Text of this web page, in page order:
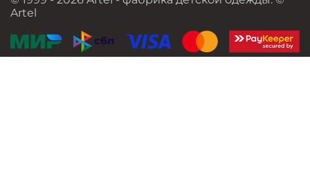
ЖИЛЕТКА СПАРК КОМПЛЕКТ БАЛТОРО
Artel